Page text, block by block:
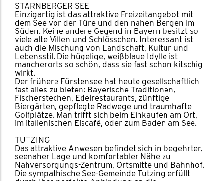
STARNBERGER SEE
Einzigartig ist das attraktive Freizeitangebot mit
dem See vor der Türe und den nahen Bergen im
Süden. Keine andere Gegend in Bayern besitzt so
viele alte Villen und Schlösschen. Interessant ist
auch die Mischung von Landschaft, Kultur und
Lebensstil. Die hügelige, weißblaue Idylle ist
mancherorts so schön, dass sie fast schon kitschig
wirkt.
Der frühere Fürstensee hat heute gesellschaftlich
fast alles zu bieten: Bayerische Traditionen,
Fischerstechen, Edelrestaurants, zünftige
Biergärten, gepflegte Radwege und traumhafte
Golfplätze. Man trifft sich beim Einkaufen am Ort,
im italienischen Eiscafé, oder zum Baden am See.
TUTZING
Das attraktive Anwesen befindet sich in begehrter,
seenaher Lage und komfortabler Nähe zu
Nahversorgungs-Zentrum, Ortsmitte und Bahnhof.
Die sympathische See-Gemeinde Tutzing erfüllt